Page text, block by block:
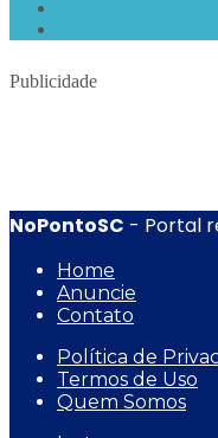
Publicidade
NoPontoSC - Portal
Home
Anuncie
Contato
Política de
Termos de Uso
Quem Somos